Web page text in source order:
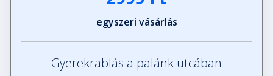
egyszeri vásárlás
Gyerekrablás a palánk utcában